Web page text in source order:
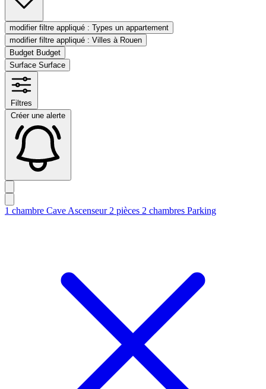
modifier filtre appliqué : Types un appartement
modifier filtre appliqué : Villes à Rouen
Budget Budget
Surface Surface
Filtres
Créer une alerte
1 chambre Cave Ascenseur 2 pièces 2 chambres Parking